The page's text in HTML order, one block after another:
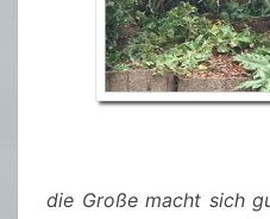
die Große macht sich